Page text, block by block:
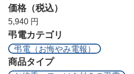
価格（税込）
5,940 円
弔電カテゴリ
弔電（お悔やみ電報）
商品タイプ